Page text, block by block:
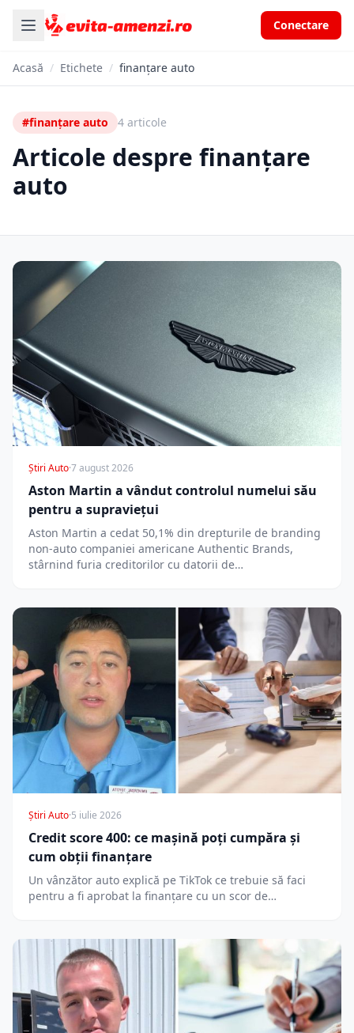
Conectare
Acasă / Etichete / finanțare auto
#finanțare auto 4 articole
Articole despre finanțare
auto
Știri Auto·7 august 2026
Aston Martin a vândut controlul numelui său
pentru a supraviețui
Aston Martin a cedat 50,1% din drepturile de branding
non-auto companiei americane Authentic Brands,
stârnind furia creditorilor cu datorii de…
Știri Auto·5 iulie 2026
Credit score 400: ce mașină poți cumpăra și
cum obții finanțare
Un vânzător auto explică pe TikTok ce trebuie să faci
pentru a fi aprobat la finanțare cu un scor de…